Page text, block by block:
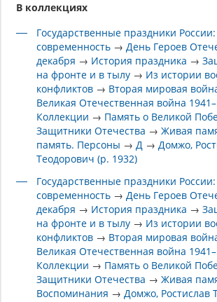
В коллекциях
Государственные праздники
современность →День Героев
декабря → История праздника →
на фронте и в тылу → Из истории
конфликтов → Вторая мировая
Великая Отечественная война
Коллекции → Память о Великой
Защитники Отечества →Живая
память. Персоны →Д →Домжо,
Теодорович (р. 1932)
Государственные праздники
современность →День Героев
декабря → История праздника →
на фронте и в тылу → Из истории
конфликтов → Вторая мировая
Великая Отечественная война
Коллекции → Память о Великой
Защитники Отечества →Живая
Воспоминания →Домжо, Ростислав